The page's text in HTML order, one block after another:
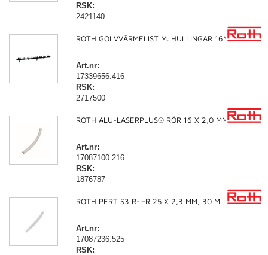
RSK:
2421140
ROTH GOLVVÄRMELIST M. HULLINGAR 16MM
Art.nr:
17339656.416
RSK:
2717500
ROTH ALU-LASERPLUS® RÖR 16 X 2,0 MM, 100 M
Art.nr:
17087100.216
RSK:
1876787
ROTH PERT S3 R-I-R 25 X 2,3 MM, 30 M
Art.nr:
17087236.525
RSK: